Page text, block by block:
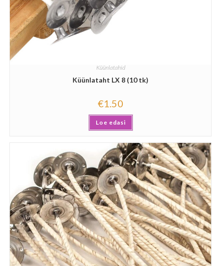
Küünlatahid
Küünlataht LX 8 (10 tk)
€1.50
Loe edasi